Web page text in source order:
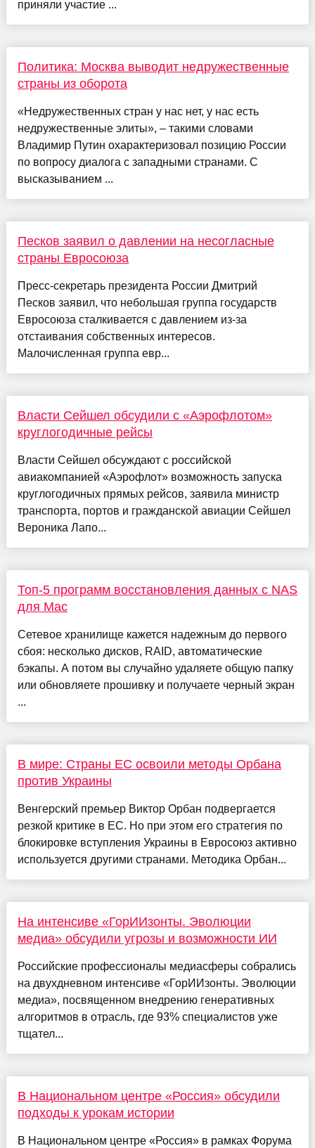
приняли участие ...
Политика: Москва выводит недружественные
страны из оборота
«Недружественных стран у нас нет, у нас есть
недружественные элиты», – такими словами
Владимир Путин охарактеризовал позицию России
по вопросу диалога с западными странами. С
высказыванием ...
Песков заявил о давлении на несогласные
страны Евросоюза
Пресс-секретарь президента России Дмитрий
Песков заявил, что небольшая группа государств
Евросоюза сталкивается с давлением из-за
отстаивания собственных интересов.
Малочисленная группа евр...
Власти Сейшел обсудили с «Аэрофлотом»
круглогодичные рейсы
Власти Сейшел обсуждают с российской
авиакомпанией «Аэрофлот» возможность запуска
круглогодичных прямых рейсов, заявила министр
транспорта, портов и гражданской авиации Сейшел
Вероника Лапо...
Топ-5 программ восстановления данных с NAS
для Mac
Сетевое хранилище кажется надежным до первого
сбоя: несколько дисков, RAID, автоматические
бэкапы. А потом вы случайно удаляете общую папку
или обновляете прошивку и получаете черный экран
...
В мире: Страны ЕС освоили методы Орбана
против Украины
Венгерский премьер Виктор Орбан подвергается
резкой критике в ЕС. Но при этом его стратегия по
блокировке вступления Украины в Евросоюз активно
используется другими странами. Методика Орбан...
На интенсиве «ГорИИзонты. Эволюции
медиа» обсудили угрозы и возможности ИИ
Российские профессионалы медиасферы собрались
на двухдневном интенсиве «ГорИИзонты. Эволюции
медиа», посвященном внедрению генеративных
алгоритмов в отрасль, где 93% специалистов уже
тщател...
В Национальном центре «Россия» обсудили
подходы к урокам истории
В Национальном центре «Россия» в рамках Форума